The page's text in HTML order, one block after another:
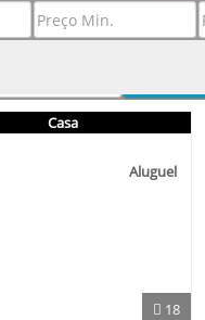
Casa
18
Aluguel